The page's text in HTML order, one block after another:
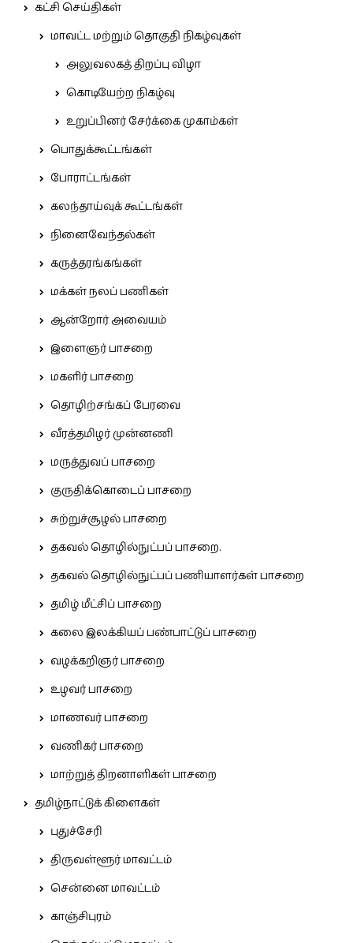
கட்சி செய்திகள்
மாவட்ட மற்றும் தொகுதி நிகழ்வுகள்
அலுவலகத் திறப்பு விழா
கொடியேற்ற நிகழ்வு
உறுப்பினர் சேர்க்கை முகாம்கள்
பொதுக்கூட்டங்கள்
போராட்டங்கள்
கலந்தாய்வுக் கூட்டங்கள்
நினைவேந்தல்கள்
கருத்தரங்கங்கள்
மக்கள் நலப் பணிகள்
ஆன்றோர் அவையம்
இளைஞர் பாசறை
மகளிர் பாசறை
தொழிற்சங்கப் பேரவை
வீரத்தமிழர் முன்னணி
மருத்துவப் பாசறை
குருதிக்கொடைப் பாசறை
சுற்றுச்சூழல் பாசறை
தகவல் தொழில்நுட்பப் பாசறை.
தகவல் தொழில்நுட்பப் பணியாளர்கள் பாசறை
தமிழ் மீட்சிப் பாசறை
கலை இலக்கியப் பண்பாட்டுப் பாசறை
வழக்கறிஞர் பாசறை
உழவர் பாசறை
மாணவர் பாசறை
வணிகர் பாசறை
மாற்றுத் திறனாளிகள் பாசறை
தமிழ்நாட்டுக் கிளைகள்
புதுச்சேரி
திருவள்ளூர் மாவட்டம்
சென்னை மாவட்டம்
காஞ்சிபுரம்